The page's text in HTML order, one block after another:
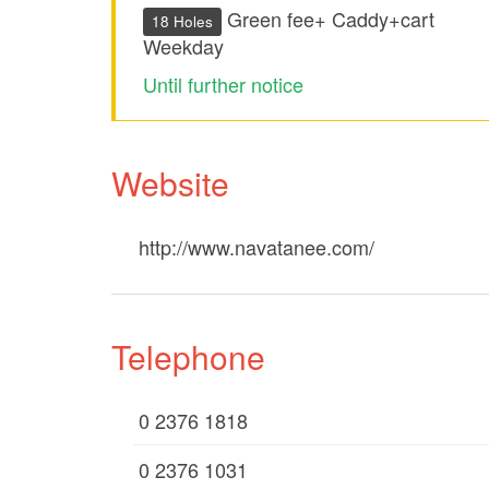
18 Holes
Green fee+ Caddy+cart
Weekday
Until further notice
Website
http://www.navatanee.com/
Telephone
0 2376 1818
0 2376 1031